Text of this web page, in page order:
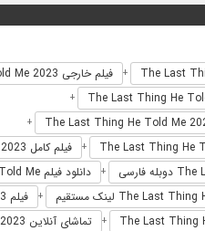
+ فیلم خارجی The Last Thing He Told Me 2023
+
+
+ فیلم کامل The Last Thing He Told Me 2023
+ دانلود فیلم The Last Thing He Told Me
+ فیلم The Last Thing He Told Me 2023
+ تماشای آنلاین The Last Thing He Told Me 2023